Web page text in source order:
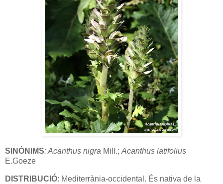
SINÒNIMS: Acanthus nigra Mill.;Acanthus latifolius
E.Goeze
DISTRIBUCIÓ: Mediterrània-occidental. És nativa de la